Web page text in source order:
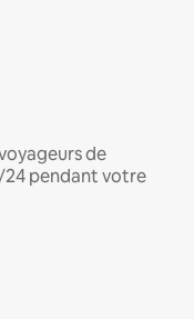
de
pendant votre